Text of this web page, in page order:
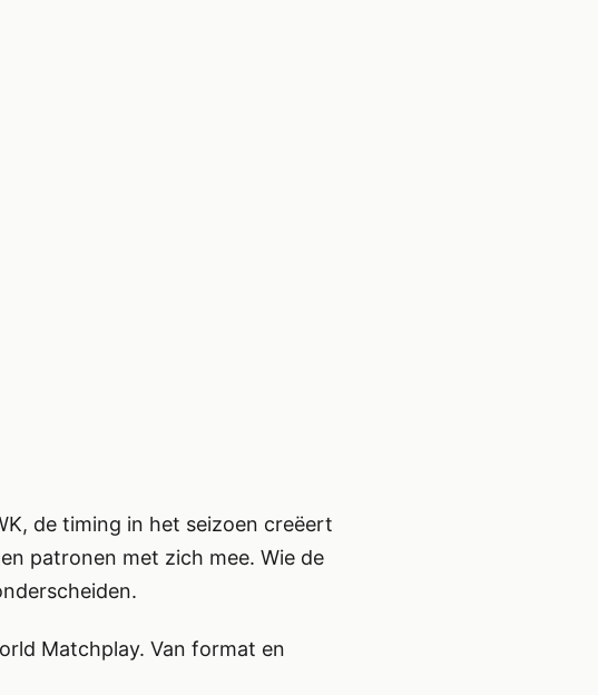
de timing in het seizoen creëert
patronen met zich mee. Wie de
Matchplay. Van format en